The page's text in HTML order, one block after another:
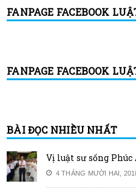
FANPAGE FACEBOOK
FANPAGE FACEBOOK
BÀI ĐỌC NHIỀU NHẤT
Vị luật sư sống Phúc
4 THÁNG MƯỜI HAI,